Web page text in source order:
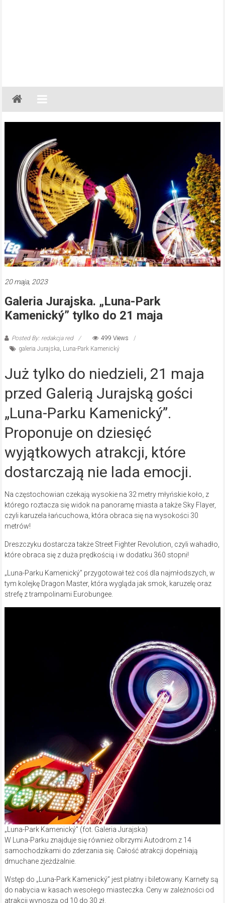
Gazeta
Regionalna
Częstochowa,
Lubliniec,
Myszków
20 maja, 2023
Galeria Jurajska. „Luna-Park
Kamenický” tylko do 21 maja
Posted By: redakcja red
499 Views
galeria Jurajska, Luna-Park Kamenický
Już tylko do niedzieli, 21 maja
przed Galerią Jurajską gości
„Luna-Parku Kamenický”.
Proponuje on dziesięć
wyjątkowych atrakcji, które
dostarczają nie lada emocji.
Na częstochowian czekają wysokie na 32 metry młyńskie koło, z
którego roztacza się widok na panoramę miasta a także Sky Flayer,
czyli karuzela łańcuchowa, która obraca się na wysokości 30
metrów!
Dreszczyku dostarcza także Street Fighter Revolution, czyli wahadło,
które obraca się z duża prędkością i w dodatku 360 stopni!
„Luna-Parku Kamenický” przygotował też coś dla najmłodszych, w
tym kolejkę Dragon Master, która wygląda jak smok, karuzelę oraz
strefę z trampolinami Eurobungee.
„Luna-Park Kamenický” (fot. Galeria Jurajska)
W Luna-Parku znajduje się również olbrzymi Autodrom z 14
samochodzikami do zderzania się. Całość atrakcji dopełniają
dmuchane zjeżdżalnie.
Wstęp do „Luna-Park Kamenický” jest płatny i biletowany. Karnety są
do nabycia w kasach wesołego miasteczka. Ceny w zależności od
atrakcji wynoszą od 10 do 30 zł.